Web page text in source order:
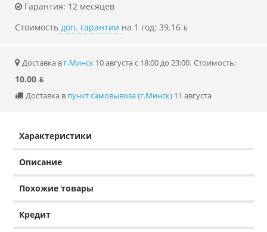
Гарантия: 12 месяцев
Стоимость доп. гарантии на 1 год: 39.16 ƃ
Доставка в г.Минск 10 августа с 18:00 до 23:00. Стоимость:
10.00 ƃ
Доставка в пункт самовывоза (г.Минск) 11 августа
Характеристики
Описание
Похожие товары
Кредит